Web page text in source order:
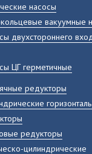
насосы
вакуумные
двухстороннего
ЦГ герметичные
редукторы
редукторы
цилиндрические